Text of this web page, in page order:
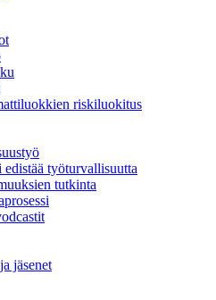
riskiluokitus
edistää työturvallisuutta
tutkinta
jäsenet